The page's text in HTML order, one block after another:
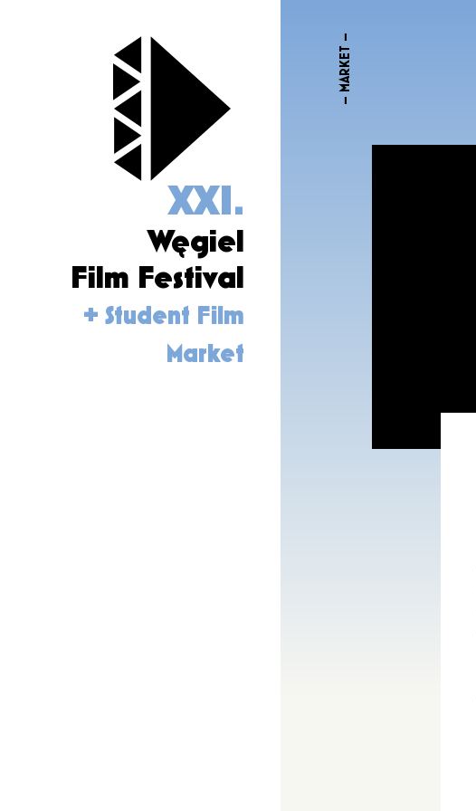
XXI.
Węgiel
Film Festival
+ Student Film
Market
– MARKET –